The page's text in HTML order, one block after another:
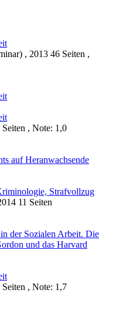
, 2013 46 Seiten ,
, Note: 1,0
auf Heranwachsende
Strafvollzug
11 Seiten
der Sozialen Arbeit. Die
und das Harvard
, Note: 1,7